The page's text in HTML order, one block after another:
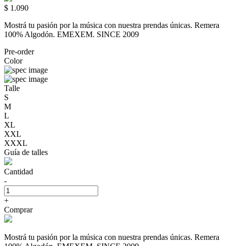
$ 1.090
Mostrá tu pasión por la música con nuestra prendas únicas. Remera
100% Algodón. EMEXEM. SINCE 2009
Pre-order
Color
Talle
S
M
L
XL
XXL
XXXL
Guía de talles
Cantidad
-
+
Comprar
Mostrá tu pasión por la música con nuestra prendas únicas. Remera